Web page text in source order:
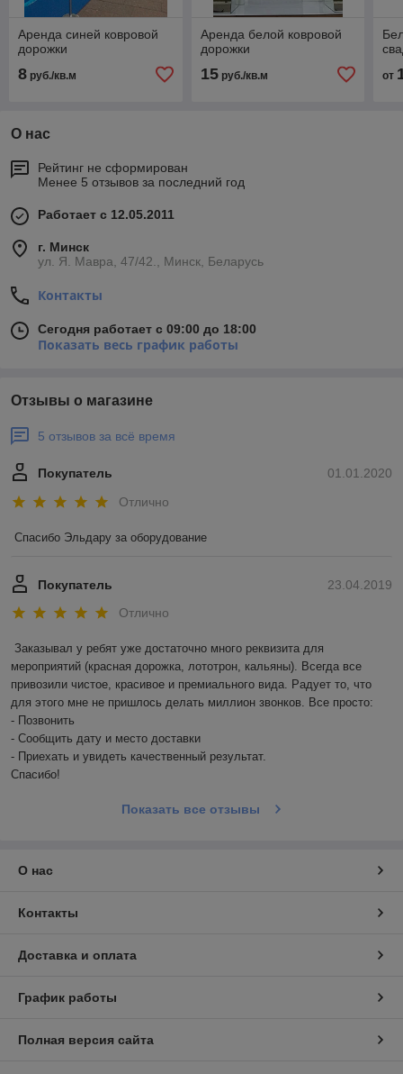
Аренда синей ковровой
дорожки
8 руб./кв.м
Аренда белой ковровой
дорожки
15руб./кв.м от
О нас
Рейтинг не сформирован
Менее 5 отзывов за последний год
Работает с 12.05.2011
г. Минск
ул. Я. Мавра, 47/42., Минск, Беларусь
Контакты
Сегодня работает с 09:00 до 18:00
Показать весь график работы
Отзывы о магазине
5 отзывов за всё время
01.01.2020
Покупатель
Отлично
Спасибо Эльдару за оборудование
23.04.2019
Покупатель
Отлично
Заказывал у ребят уже достаточно много реквизита для
мероприятий (красная дорожка, лототрон, кальяны). Всегда все
привозили чистое, красивое и премиального вида. Радует то, что
для этого мне не пришлось делать миллион звонков. Все просто:
- Позвонить
- Сообщить дату и место доставки
- Приехать и увидеть качественный результат.
Спасибо!
Показать все отзывы
О нас
Контакты
Доставка и оплата
График работы
Полная версия сайта